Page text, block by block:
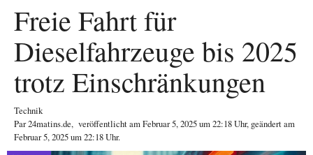
Freie Fahrt für
Dieselfahrzeuge bis 2025
trotz Einschränkungen
Technik
Par24matins.de, veröffentlicht amFebruar 5, 2025um 22:18 Uhr, geändert am
Februar 5, 2025 um 22:18 Uhr.